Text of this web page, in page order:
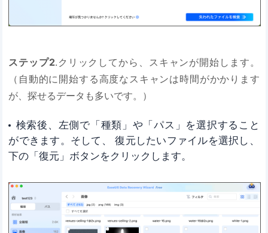
ステップ2.クリックしてから、スキャンが開始します。
（自動的に開始する高度なスキャンは時間がかかります
が、探せるデータも多いです。）
検索後、左側で「種類」や「パス」を選択すること
ができます。そして、 復元したいファイルを選択し、
下の「復元」ボタンをクリックします。